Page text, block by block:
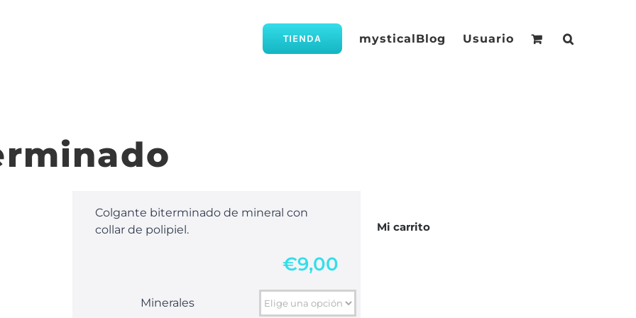
TIENDA mysticalBlog Usuario
Colgante biterminado de mineral con
collar de polipiel.
€9,00
Minerales
Mi carrito